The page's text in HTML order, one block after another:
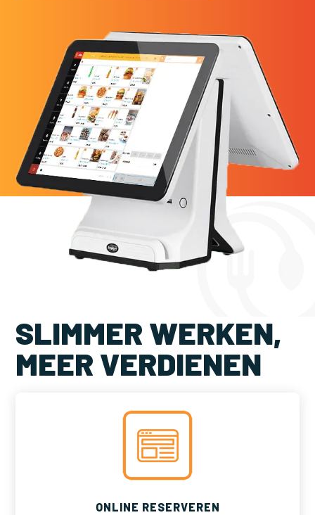
SLIMMER WERKEN,
MEER VERDIENEN
ONLINE RESERVEREN